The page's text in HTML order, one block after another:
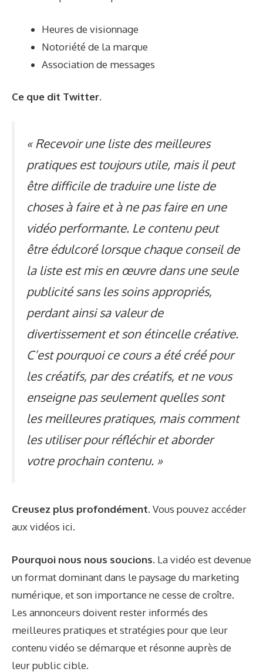
Heures de visionnage
Notoriété de la marque
Association de messages
Ce que dit Twitter.
« Recevoir une liste des meilleures
pratiques est toujours utile, mais il peut
être difficile de traduire une liste de
choses à faire et à ne pas faire en une
vidéo performante. Le contenu peut
être édulcoré lorsque chaque conseil de
la liste est mis en œuvre dans une seule
publicité sans les soins appropriés,
perdant ainsi sa valeur de
divertissement et son étincelle créative.
C’est pourquoi ce cours a été créé pour
les créatifs, par des créatifs, et ne vous
enseigne pas seulement quelles sont
les meilleures pratiques, mais comment
les utiliser pour réfléchir et aborder
votre prochain contenu. »
Creusez plus profondément. Vous pouvez accéder
aux vidéos ici.
Pourquoi nous nous soucions. La vidéo est devenue
un format dominant dans le paysage du marketing
numérique, et son importance ne cesse de croître.
Les annonceurs doivent rester informés des
meilleures pratiques et stratégies pour que leur
contenu vidéo se démarque et résonne auprès de
leur public cible.